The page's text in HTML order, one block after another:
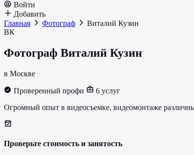
Войти
Добавить
Главная
Фотограф
Виталий Кузин
ВК
Фотограф Виталий Кузин
в Москве
Проверенный профи
6 услуг
Огромный опыт в видеосъемке, видеомонтаже
Проверьте стоимость и занятость